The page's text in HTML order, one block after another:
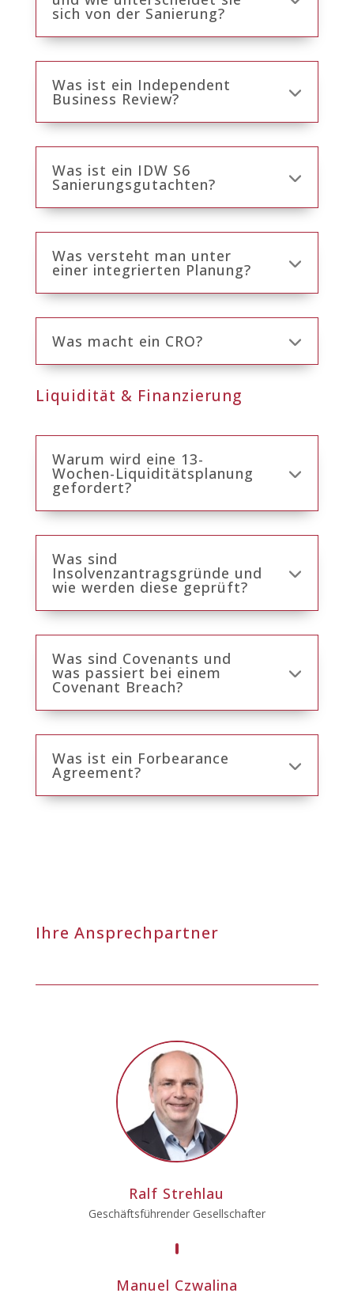
sich von der Sanierung?
Was ist ein Independent
Business Review?
Was ist ein IDW S6
Sanierungsgutachten?
Was versteht man unter
einer integrierten Planung?
Was macht ein CRO?
Liquidität & Finanzierung
Warum wird eine 13-
Wochen-Liquiditätsplanung
gefordert?
Was sind
Insolvenzantragsgründe und
wie werden diese geprüft?
Was sind Covenants und
was passiert bei einem
Covenant Breach?
Was ist ein Forbearance
Agreement?
Ihre Ansprechpartner
Ralf Strehlau
Geschäftsführender Gesellschafter
Manuel Czwalina